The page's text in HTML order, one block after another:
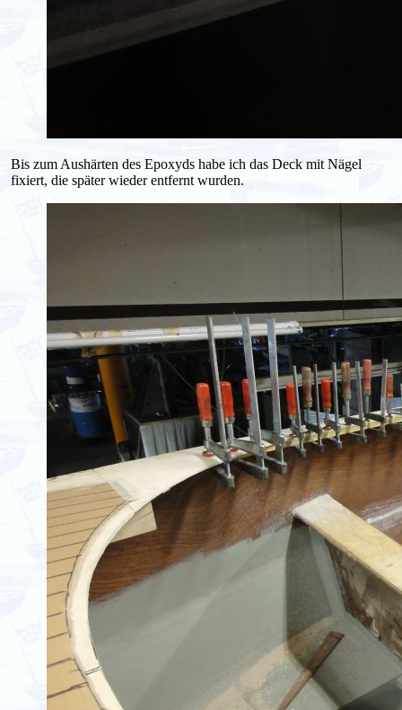
Bis zum Aushärten des Epoxyds habe ich das Deck mit Nägel
fixiert, die später wieder entfernt wurden.